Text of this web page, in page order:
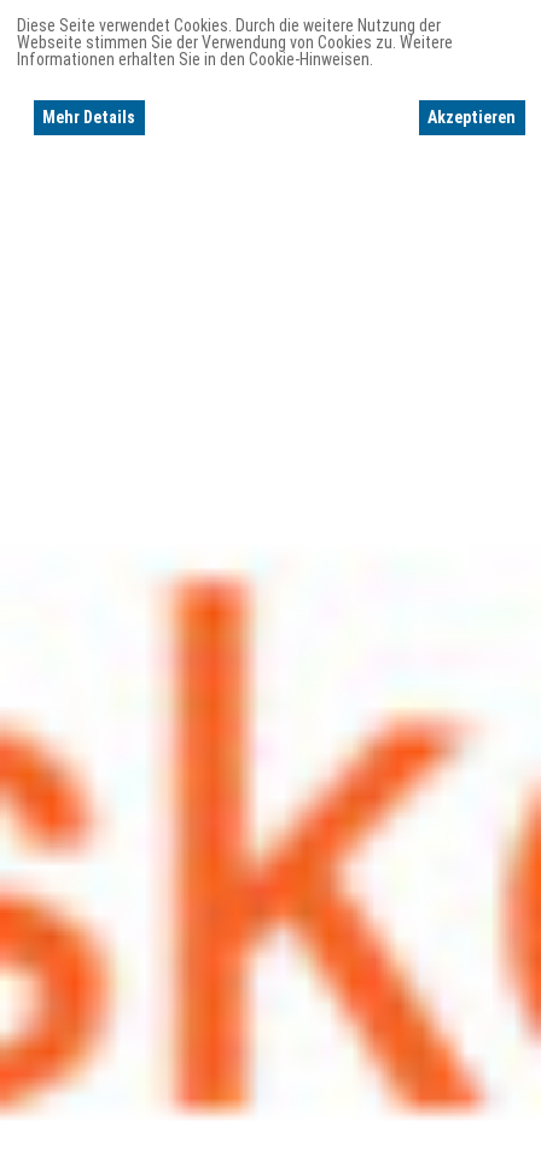
Diese Seite verwendet Cookies. Durch die weitere Nutzung der
Webseite stimmen Sie der Verwendung von Cookies zu. Weitere
Informationen erhalten Sie in den Cookie-Hinweisen.
Mehr Details Akzeptieren